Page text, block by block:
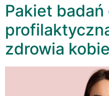
Pakiet
zdrowia